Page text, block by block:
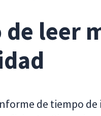
leer
de tiempo